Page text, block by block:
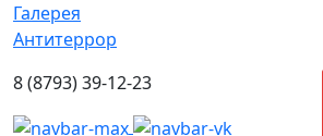
Галерея
Антитеррор
8 (8793) 39-12-23